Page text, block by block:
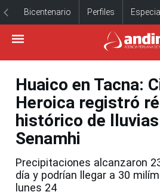
Bicentenario Perfiles
Huaico en Tacna:
Heroica registró
histórico de lluvias
Senamhi
Precipitaciones alcanzaron
día y podrían llegar a 30
lunes 24